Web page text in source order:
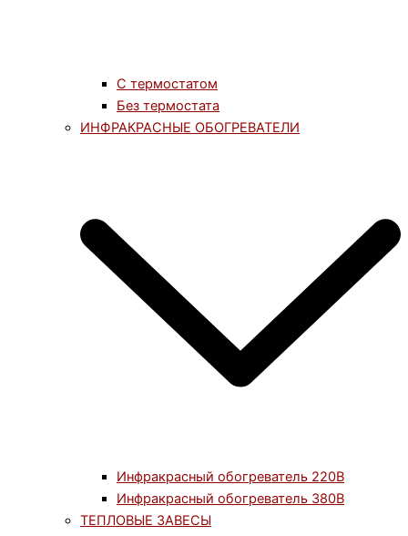
С термостатом
Без термостата
ИНФРАКРАСНЫЕ ОБОГРЕВАТЕЛИ
Инфракрасный обогреватель 220В
Инфракрасный обогреватель 380В
ТЕПЛОВЫЕ ЗАВЕСЫ